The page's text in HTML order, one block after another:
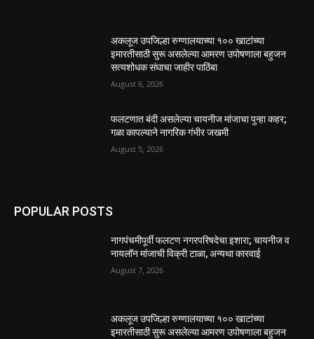
अकलूज उपजिल्हा रुग्णालयाच्या १०० खाटांच्या
इमारतीसाठी सुरू असलेल्या आमरण उपोषणाला बहुजन
सत्यशोधक संघाचा जाहीर पाठिंबा
August 6, 2026
फलटणात बंदी असलेल्या चायनीज मांजाचा पुन्हा कहर;
गळा कापल्याने नागरिक गंभीर जखमी
August 5, 2026
POPULAR POSTS
नागपंचमीपूर्वी फलटण नगरपरिषदेचा इशारा; चायनीज व
नायलॉन मांजाची विक्री टाळा, अन्यथा कारवाई
August 7, 2026
अकलूज उपजिल्हा रुग्णालयाच्या १०० खाटांच्या
इमारतीसाठी सुरू असलेल्या आमरण उपोषणाला बहुजन